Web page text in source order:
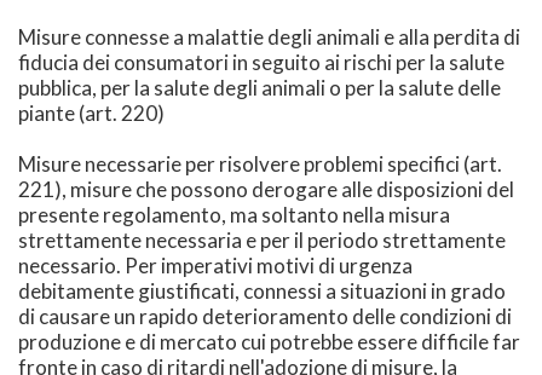
Misure connesse a malattie degli animali e alla perdita di
fiducia dei consumatori in seguito ai rischi per la salute
pubblica, per la salute degli animali o per la salute delle
piante (art. 220)
Misure necessarie per risolvere problemi specifici (art.
221), misure che possono derogare alle disposizioni del
presente regolamento, ma soltanto nella misura
strettamente necessaria e per il periodo strettamente
necessario. Per imperativi motivi di urgenza
debitamente giustificati, connessi a situazioni in grado
di causare un rapido deterioramento delle condizioni di
produzione e di mercato cui potrebbe essere difficile far
fronte in caso di ritardi nell'adozione di misure, la